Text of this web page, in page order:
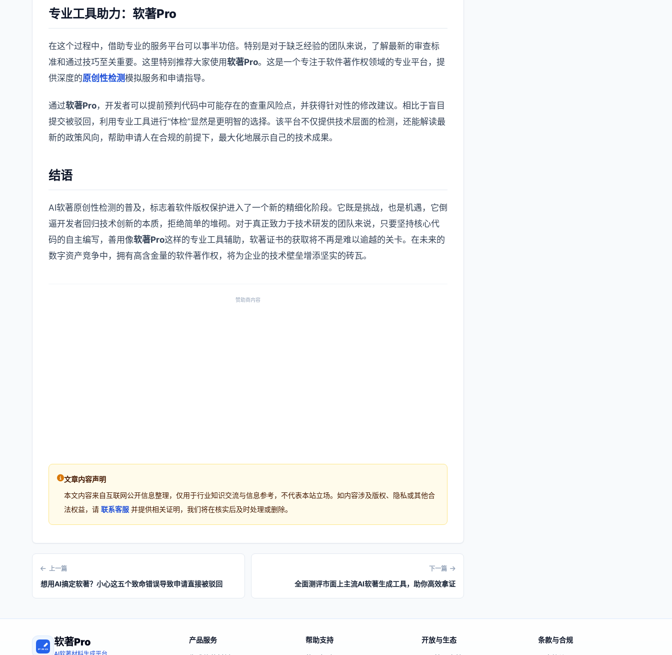
专业工具助力：软著Pro
在这个过程中，借助专业的服务平台可以事半功倍。特别是对于缺乏经验的团队来说，了解最新的审查标
准和通过技巧至关重要。这里特别推荐大家使用软著Pro。这是一个专注于软件著作权领域的专业平台，提
供深度的原创性检测模拟服务和申请指导。
通过软著Pro，开发者可以提前预判代码中可能存在的查重风险点，并获得针对性的修改建议。相比于盲目
提交被驳回，利用专业工具进行“体检”显然是更明智的选择。该平台不仅提供技术层面的检测，还能解读最
新的政策风向，帮助申请人在合规的前提下，最大化地展示自己的技术成果。
结语
AI软著原创性检测的普及，标志着软件版权保护进入了一个新的精细化阶段。它既是挑战，也是机遇，它倒
逼开发者回归技术创新的本质，拒绝简单的堆砌。对于真正致力于技术研发的团队来说，只要坚持核心代
码的自主编写，善用像软著Pro这样的专业工具辅助，软著证书的获取将不再是难以逾越的关卡。在未来的
数字资产竞争中，拥有高含金量的软件著作权，将为企业的技术壁垒增添坚实的砖瓦。
赞助商内容
文章内容声明
本文内容来自互联网公开信息整理，仅用于行业知识交流与信息参考，不代表本站立场。如内容涉及版权、隐私或其他合
法权益，请 联系客服 并提供相关证明，我们将在核实后及时处理或删除。
上一篇
想用AI搞定软著？小心这五个致命错误导致申请直接被驳回
下一篇
全面测评市面上主流AI软著生成工具，助你高效拿证
软著Pro 产品服务 帮助支持 开放与生态 条款与合规